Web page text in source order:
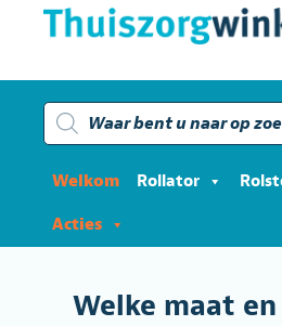
Producten
zoeken
Welkom Rollator
Acties
Welke maat